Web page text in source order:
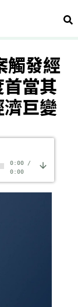
搜
觸發經
當其
巨變
0:00/
0:00